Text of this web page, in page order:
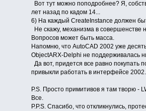
Вот тут можно поподробнее? Я,
лет назад по кадом 14...
6) На каждый CreateInstance должен
Не скажу, механизма в совершенстве
Вопросов может быть масса.
Напомню, что AutoCAD 2002 уже
ObjectARX-Delphi не поддерживалась
Да вот, придется все равно покупать
привыкли работать в интерфейсе 2002.
P.S. Просто примитивов я там творю -
Все.
P.P.S. Спасибо, что откликнулись,